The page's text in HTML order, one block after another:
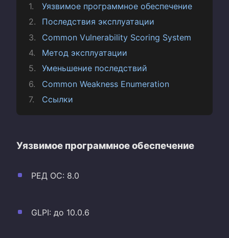
Уязвимое программное обеспечение
Последствия эксплуатации
Common Vulnerability Scoring System
Метод эксплуатации
Уменьшение последствий
Common Weakness Enumeration
Ссылки
Уязвимое программное обеспечение
РЕД ОС: 8.0
GLPI: до 10.0.6